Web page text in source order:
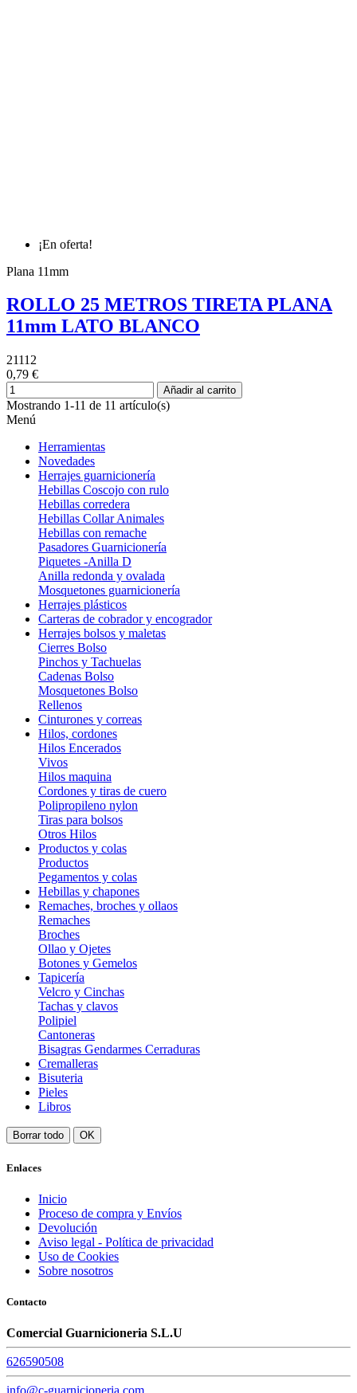
¡En oferta!
Plana 11mm
ROLLO 25 METROS TIRETA PLANA
11mm LATO BLANCO
21112
0,79 €
Añadir al carrito
Mostrando 1-11 de 11 artículo(s)
Menú
Herramientas
Novedades
Herrajes guarnicionería
Hebillas Coscojo con rulo
Hebillas corredera
Hebillas Collar Animales
Hebillas con remache
Pasadores Guarnicionería
Piquetes -Anilla D
Anilla redonda y ovalada
Mosquetones guarnicionería
Herrajes plásticos
Carteras de cobrador y encogrador
Herrajes bolsos y maletas
Cierres Bolso
Pinchos y Tachuelas
Cadenas Bolso
Mosquetones Bolso
Rellenos
Cinturones y correas
Hilos, cordones
Hilos Encerados
Vivos
Hilos maquina
Cordones y tiras de cuero
Polipropileno nylon
Tiras para bolsos
Otros Hilos
Productos y colas
Productos
Pegamentos y colas
Hebillas y chapones
Remaches, broches y ollaos
Remaches
Broches
Ollao y Ojetes
Botones y Gemelos
Tapicería
Velcro y Cinchas
Tachas y clavos
Polipiel
Cantoneras
Bisagras Gendarmes Cerraduras
Cremalleras
Bisuteria
Pieles
Libros
Borrar todo OK
Enlaces
Inicio
Proceso de compra y Envíos
Devolución
Aviso legal - Política de privacidad
Uso de Cookies
Sobre nosotros
Contacto
Comercial Guarnicioneria S.L.U
626590508
info@c-guarnicioneria.com